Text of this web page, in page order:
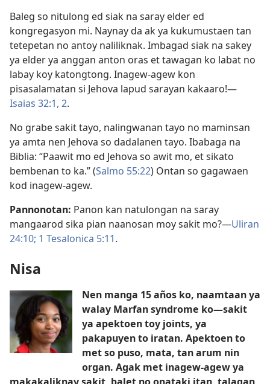
Baleg so nitulong ed siak na saray elder ed
kongregasyon mi. Naynay da ak ya kukumustaen tan
tetepetan no antoy naliliknak. Imbagad siak na sakey
ya elder ya anggan anton oras et tawagan ko labat no
labay koy katongtong. Inagew-agew kon
pisasalamatan si Jehova lapud sarayan kakaaro!​—
Isaias 32:1, 2.
No grabe sakit tayo, nalingwanan tayo no maminsan
ya amta nen Jehova so dadalanen tayo. Ibabaga na
Biblia: “Paawit mo ed Jehova so awit mo, et sikato
bembenan to ka.” (Salmo 55:22) Ontan so gagawaen
kod inagew-agew.
Pannonotan: Panon kan natulongan na saray
mangaarod sika pian naanosan moy sakit mo?​—Uliran
24:10; 1 Tesalonica 5:11.
Nisa
Nen manga 15 años ko, naamtaan ya
walay Marfan syndrome ko​—sakit
ya apektoen toy joints, ya
pakapuyen to iratan. Apektoen to
met so puso, mata, tan arum nin
organ. Agak met inagew-agew ya